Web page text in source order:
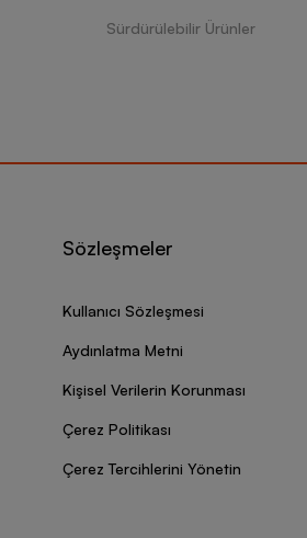
Sürdürülebilir Ürünler
Sözleşmeler
Kullanıcı Sözleşmesi
Aydınlatma Metni
Kişisel Verilerin Korunması
Çerez Politikası
Çerez Tercihlerini Yönetin